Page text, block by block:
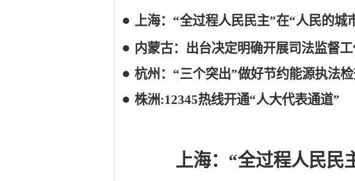
● 上海： “全过程人民民主”在“人民的城
● 内蒙古：出台决定明确开展司法监督
●杭州： “三个突出”做好节约能源执法
●株洲:12345热线开通“人大代表通道”
上海： “全过程人民民